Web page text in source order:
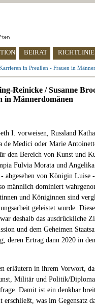
BEIRAT
in Preußen - Frauen in
Reinicke / Susanne
in Männerdomänen
I. vorweisen, Russland
de Medici oder Marie
den Bereich von Kunst und
Fulvia Morata und
abgesehen von Königin Luise
männlich dominiert
und Königinnen sind
geleistet wurde.
deshalb das ausdrückliche
und dem Geheimen
deren Ertrag dann 2020 in
erläutern in ihrem Vorwort,
Militär und Politik/
Damit ist ein denkbar
erschließt, was im Gegensatz